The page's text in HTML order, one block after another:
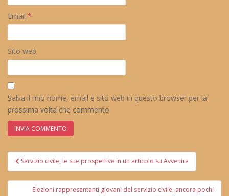
Email *
Sito web
Salva il mio nome, email e sito web in questo browser per la
prossima volta che commento.
Navigazione
articoli
Servizio civile, le sue prospettive in un articolo su Avvenire
Elezioni rappresentanti giovani del servizio civile, ancora pochi